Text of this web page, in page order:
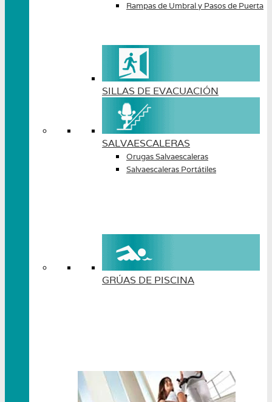
Rampas de Umbral y Pasos de Puerta
SILLAS DE EVACUACIÓN
SALVAESCALERAS
Orugas Salvaescaleras
Salvaescaleras Portátiles
GRÚAS DE PISCINA